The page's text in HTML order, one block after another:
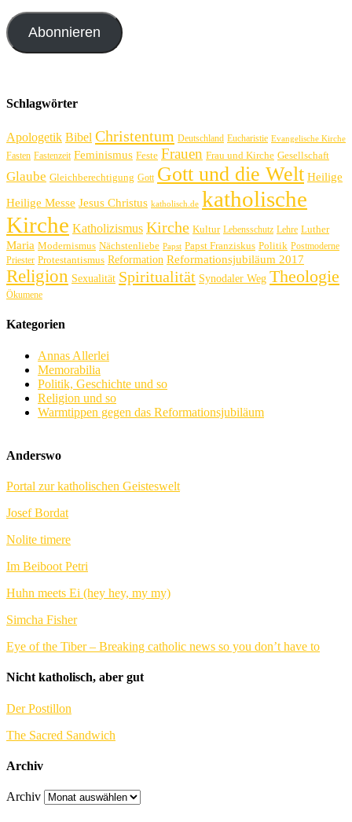
Abonnieren
Schlagwörter
Apologetik Bibel Christentum Deutschland Eucharistie Evangelische Kirche
Fasten Fastenzeit Feminismus Feste Frauen Frau und Kirche Gesellschaft
Glaube Gleichberechtigung Gott Gott und die Welt Heilige
Heilige Messe Jesus Christus katholisch.de katholische
Kirche Katholizismus Kirche Kultur Lebensschutz Lehre Luther
Maria Modernismus Nächstenliebe Papst Papst Franziskus Politik Postmoderne
Priester Protestantismus Reformation Reformationsjubiläum 2017
Religion Sexualität Spiritualität Synodaler Weg Theologie
Ökumene
Kategorien
Annas Allerlei
Memorabilia
Politik, Geschichte und so
Religion und so
Warmtippen gegen das Reformationsjubiläum
Anderswo
Portal zur katholischen Geisteswelt
Josef Bordat
Nolite timere
Im Beiboot Petri
Huhn meets Ei (hey hey, my my)
Simcha Fisher
Eye of the Tiber – Breaking catholic news so you don’t have to
Nicht katholisch, aber gut
Der Postillon
The Sacred Sandwich
Archiv
Archiv